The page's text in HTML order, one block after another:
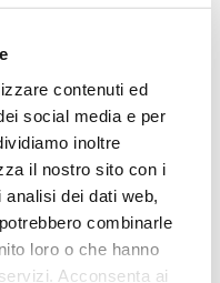
contenuti ed
social media e per
inoltre
il nostro sito con i
dei dati web,
combinarle
loro o che hanno
Acconsenta ai
Thun, 2019
luminosa
energetica